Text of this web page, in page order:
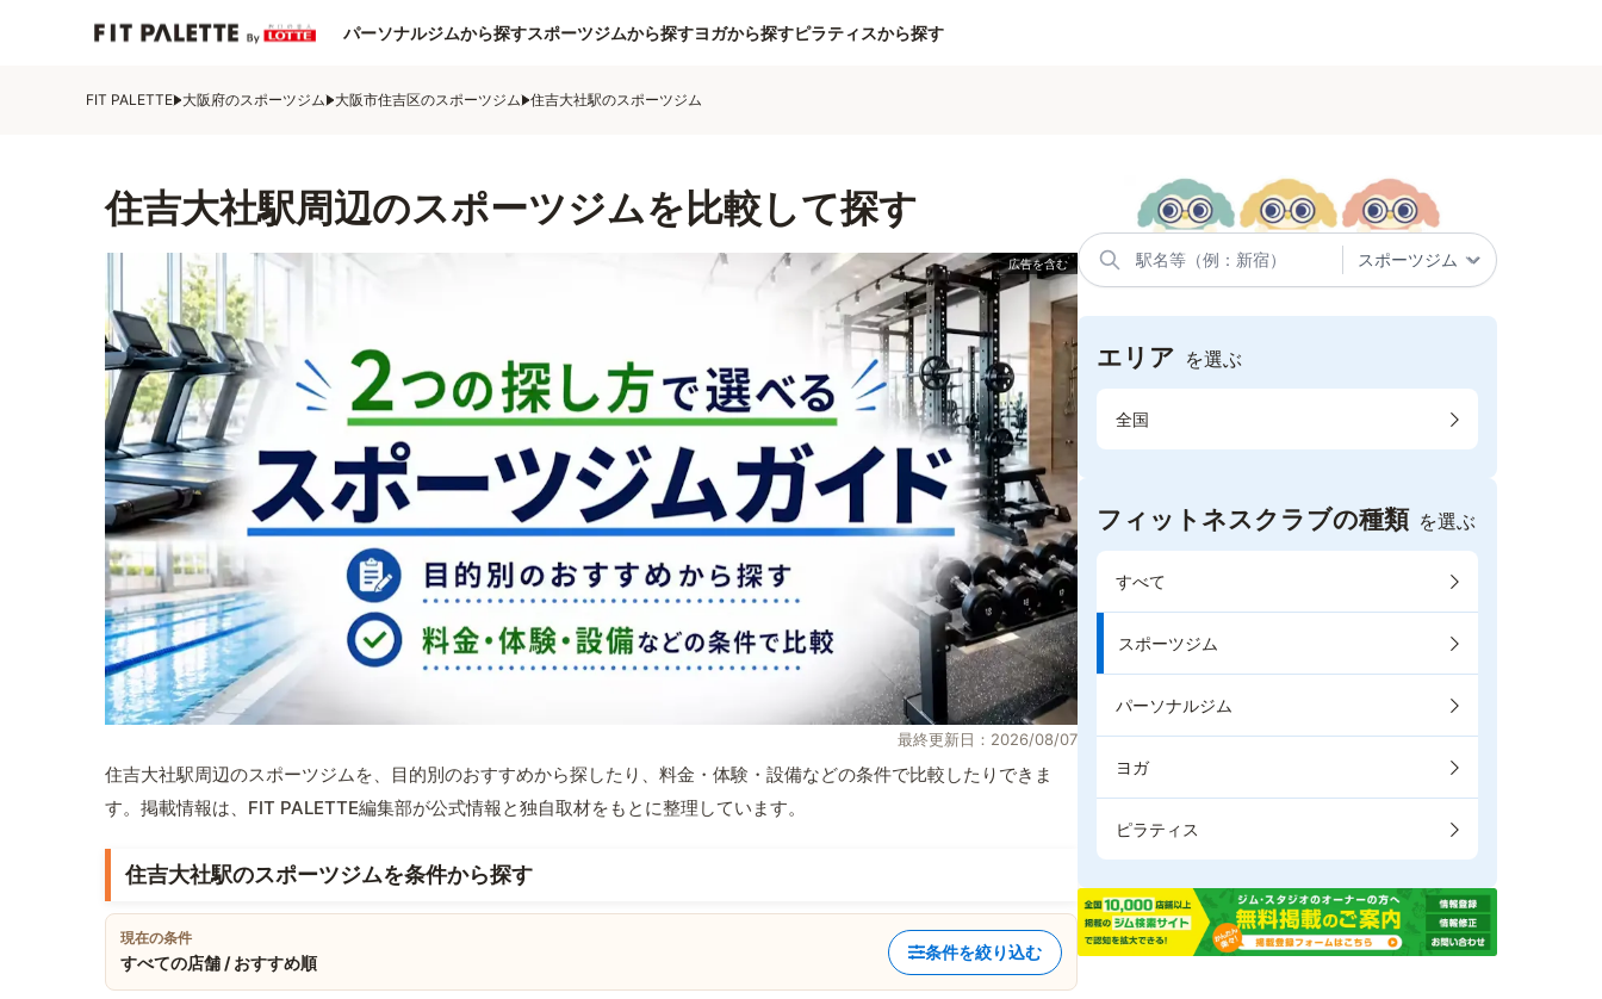
パーソナルジムから探すスポーツジムから探すヨガから探すピラティスから探す
FIT PALETTE 大阪府のスポーツジム 大阪市住吉区のスポーツジム 住吉大社駅のスポーツジム
住吉大社駅周辺のスポーツジムを比較して探す
最終更新日：2026/08/07
住吉大社駅周辺のスポーツジムを、目的別のおすすめから探したり、料金・体験・設備などの条件で比較したりできま
す。掲載情報は、FIT PALETTE編集部が公式情報と独自取材をもとに整理しています。
住吉大社駅のスポーツジムを条件から探す
現在の条件
すべての店舗 / おすすめ順
条件を絞り込む
エリア を選ぶ
全国
フィットネスクラブの種類 を選ぶ
すべて
スポーツジム
パーソナルジム
ヨガ
ピラティス